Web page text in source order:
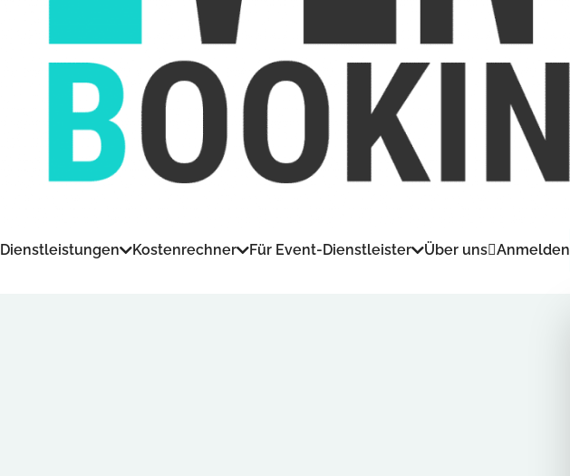
Dienstleistungen Kostenrechner Für Event-Dienstleister Über uns Anmelden